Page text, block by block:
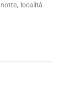
località